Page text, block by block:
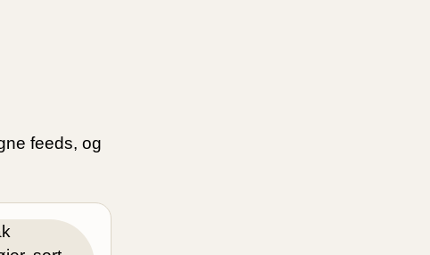
feeds, og